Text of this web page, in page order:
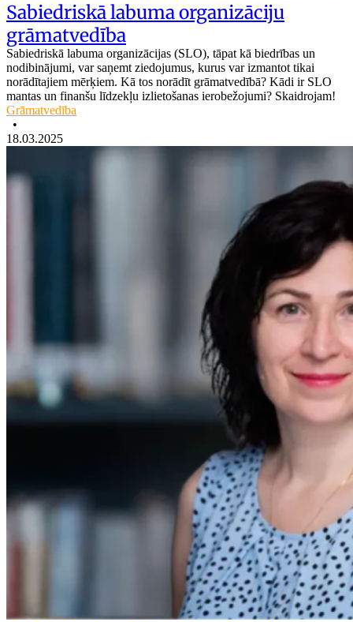
Sabiedriskā labuma organizāciju
grāmatvedība
Sabiedriskā labuma organizācijas (SLO), tāpat kā biedrības un
nodibinājumi, var saņemt ziedojumus, kurus var izmantot tikai
norādītajiem mērķiem. Kā tos norādīt grāmatvedībā? Kādi ir SLO
mantas un finanšu līdzekļu izlietošanas ierobežojumi? Skaidrojam!
Grāmatvedība
•
18.03.2025